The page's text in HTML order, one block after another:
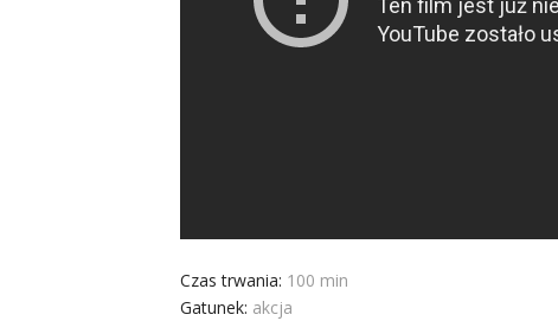
Czas trwania: 100 min
Gatunek: akcja